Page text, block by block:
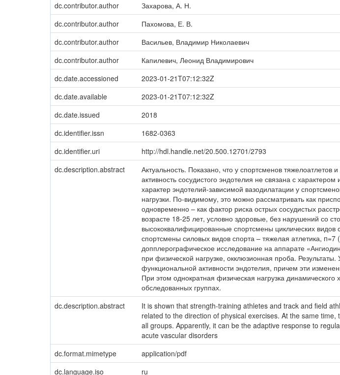
dc.contributor.author
Захарова, А. Н.
dc.contributor.author
Пахомова, Е. В.
dc.contributor.author
Васильев, Владимир Николаевич
dc.contributor.author
Капилевич, Леонид Владимирович
dc.date.accessioned
2023-01-21T07:12:32Z
dc.date.available
2023-01-21T07:12:32Z
dc.date.issued
2018
dc.identifier.issn
1682-0363
dc.identifier.uri
http://hdl.handle.net/20.500.12701/2793
dc.description.abstract
Актуальность. Показано, что у спортсменов
активность сосудистого эндотелия не связана с
характер эндотелий-зависимой вазодилатации у
нагрузки. По-видимому, это можно рассматривать как
одновременно – как фактор риска острых сосудистых
возрасте 18-25 лет, условно здоровые, без нарушений со
высококвалифицированные спортсмены циклических
спортсмены силовых видов спорта – тяжелая атлетика,
допплерографическое исследование на аппарате
при физической нагрузке, окклюзионная проба.
функциональной активности эндотелия, причем эти
При этом однократная физическая нагрузка
обследованных группах.
dc.description.abstract
It is shown that strength-training athletes and track and field
related to the direction of physical exercises. At the same
all groups. Apparently, it can be the adaptive response to
acute vascular disorders
dc.format.mimetype
application/pdf
dc.language.iso
ru